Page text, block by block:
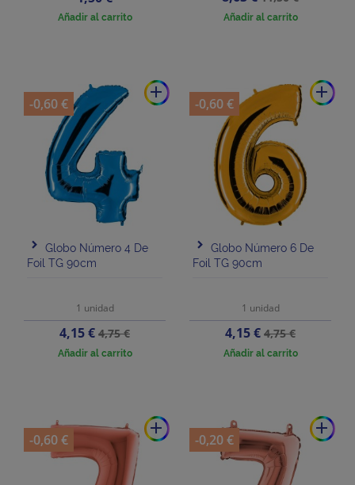
Añadir al carrito
base
Añadir al carrito
add
Globo Número 4 De
Foil TG 90cm
1 unidad
Precio
4,15 €Precio
base
4,75 €
Añadir al carrito
-0,60 €
add
Globo Número 6 De
Foil TG 90cm
1 unidad
Precio
4,15 €Precio
base
4,75 €
Añadir al carrito
-0,60 €
add
-0,60 €
add
-0,20 €